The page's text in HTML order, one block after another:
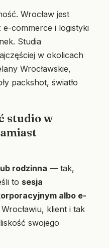
Wrocław jest
e-commerce i logistyki
Studia
w okolicach
Wrocławskie,
packshot, światło
studio w
rodzinna — tak,
to sesja
albo e-
klient i tak
swojego